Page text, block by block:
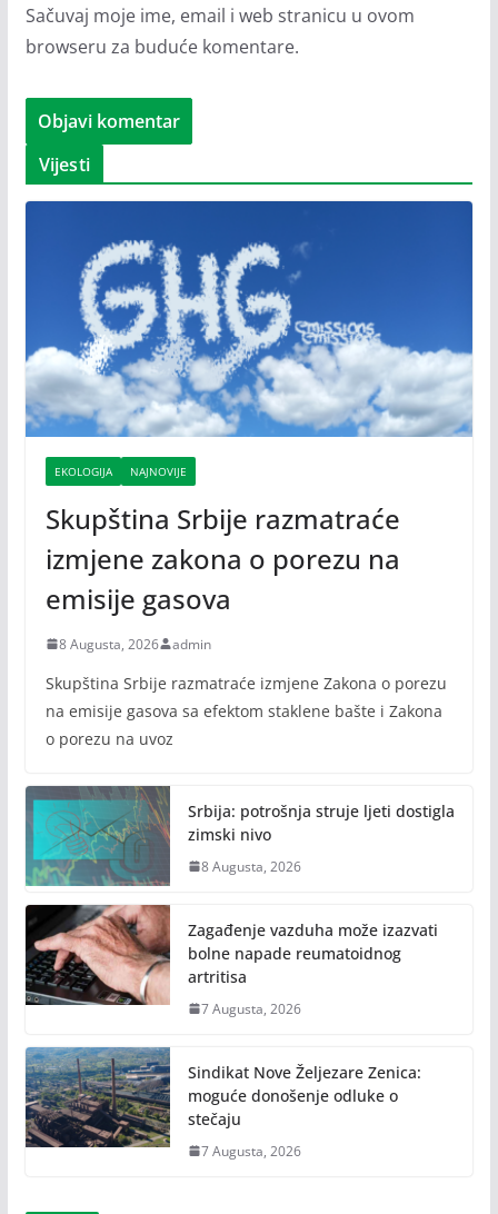
Sačuvaj moje ime, email i web stranicu u ovom
browseru za buduće komentare.
Vijesti
EKOLOGIJA NAJNOVIJE
Skupština Srbije razmatraće
izmjene zakona o porezu na
emisije gasova
8 Augusta, 2026 admin
Skupština Srbije razmatraće izmjene Zakona o porezu
na emisije gasova sa efektom staklene bašte i Zakona
o porezu na uvoz
Srbija: potrošnja struje ljeti dostigla
zimski nivo
8 Augusta, 2026
Zagađenje vazduha može izazvati
bolne napade reumatoidnog
artritisa
7 Augusta, 2026
Sindikat Nove Željezare Zenica:
moguće donošenje odluke o
stečaju
7 Augusta, 2026